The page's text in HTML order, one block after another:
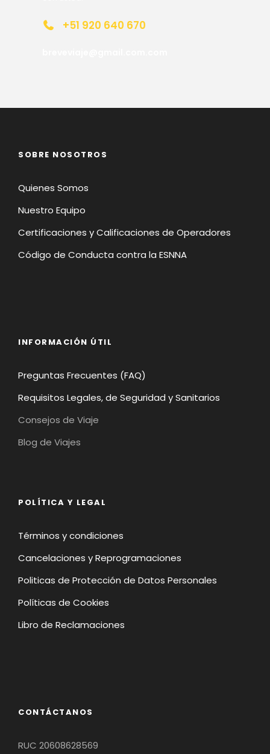
+51 920 640 670
SOBRE NOSOTROS
Quienes Somos
Nuestro Equipo
Certificaciones y Calificaciones de Operadores
Código de Conducta contra la ESNNA
INFORMACIÓN ÚTIL
Preguntas Frecuentes (FAQ)
Requisitos Legales, de Seguridad y Sanitarios
Consejos de Viaje
Blog de Viajes
POLÍTICA Y LEGAL
Términos y condiciones
Cancelaciones y Reprogramaciones
Politicas de Protección de Datos Personales
Políticas de Cookies
Libro de Reclamaciones
CONTÁCTANOS
RUC 20608628569